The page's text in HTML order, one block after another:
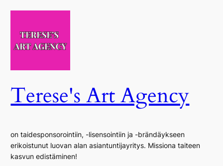
Siirry
Terese's Art Agency
on taidesponsorointiin, -lisensointiin ja -brändäykseen
erikoistunut luovan alan asiantuntijayritys. Missiona taiteen
kasvun edistäminen!